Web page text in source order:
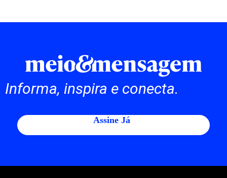
Informa, inspira e conecta.
Assine Já